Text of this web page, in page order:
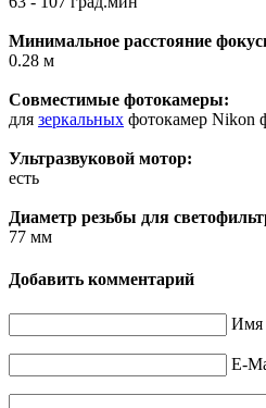
Минимальное расстояние
0.28 м
Совместимые фотокамеры:
для зеркальных фотокамер Nikon
Ультразвуковой мотор:
есть
Диаметр резьбы для
77 мм
Добавить комментарий
Имя
E-